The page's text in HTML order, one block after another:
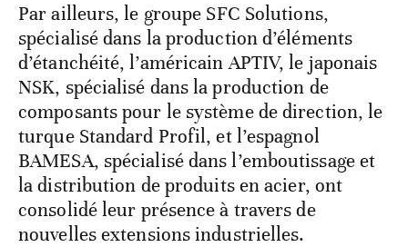
Par ailleurs, le groupe SFC Solutions,
spécialisé dans la production d’éléments
d’étanchéité, l’américain APTIV, le japonais
NSK, spécialisé dans la production de
composants pour le système de direction, le
turque Standard Profil, et l’espagnol
BAMESA, spécialisé dans l’emboutissage et
la distribution de produits en acier, ont
consolidé leur présence à travers de
nouvelles extensions industrielles.